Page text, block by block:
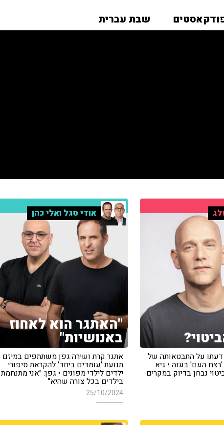
שבת עברית
דעתו על התבטאותה של
'רצח העם' בעזה • גיא
נבחן בדיוק במקרים
אודי סגל ואלי כהן
"האתגר הוא לאחוז
באנושיות"
אתגר קרת ושירה גפן משתתפים במיזם
תנועת 'עומדים ביחד' להקראת סיפורי
ילדים לילדי מפונים • גפן: "אני מתנחמת
בילדים בכל צורה שהיא"
25/10/2024